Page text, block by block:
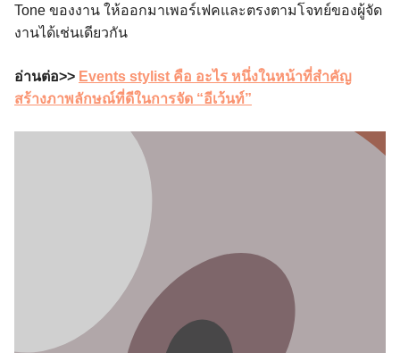
Tone ของงาน ให้ออกมาเพอร์เฟคและตรงตามโจทย์ของผู้จัด
งานได้เช่นเดียวกัน
อ่านต่อ>> Events stylist คือ อะไร หนึ่งในหน้าที่สำคัญ
สร้างภาพลักษณ์ที่ดีในการจัด “อีเว้นท์”